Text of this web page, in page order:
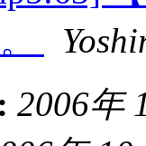
2006年